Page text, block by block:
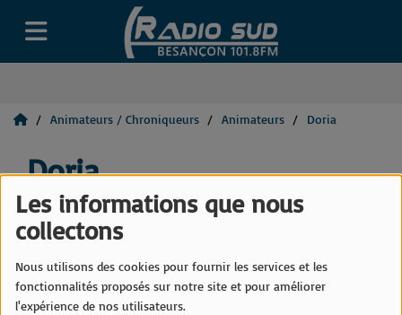
Les informations que nous
collectons
Nous utilisons des cookies pour fournir les services et les
fonctionnalités proposés sur notre site et pour améliorer
l'expérience de nos utilisateurs.
Animateurs / Chroniqueurs Animateurs Doria
Doria
Bio en cours de rédaction.